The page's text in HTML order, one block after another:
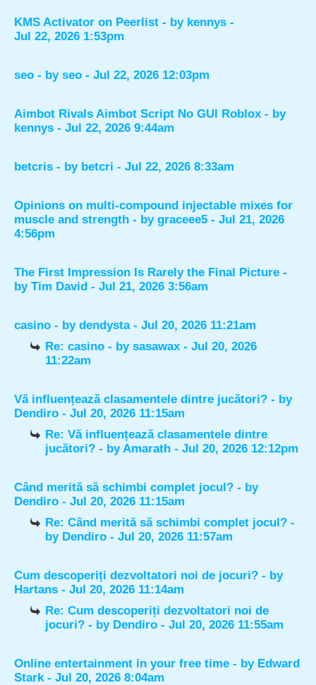
KMS Activator on Peerlist - by kennys -
Jul 22, 2026 1:53pm
seo - by seo - Jul 22, 2026 12:03pm
Aimbot Rivals Aimbot Script No GUI Roblox - by
kennys - Jul 22, 2026 9:44am
betcris - by betcri - Jul 22, 2026 8:33am
Opinions on multi-compound injectable mixes for
muscle and strength - by graceee5 - Jul 21, 2026
4:56pm
The First Impression Is Rarely the Final Picture -
by Tim David - Jul 21, 2026 3:56am
casino - by dendysta- Jul 20, 2026 11:21am
Re: casino - bysasawax - Jul 20, 2026
11:22am
Vă influențează clasamentele dintre jucători? - by
Dendiro - Jul 20, 2026 11:15am
Re: Vă influențează clasamentele dintre
jucători? - byAmarath - Jul 20, 2026 12:12pm
Când merită să schimbi complet jocul? - by
Dendiro - Jul 20, 2026 11:15am
Re: Când merită să schimbi complet jocul? -
by Dendiro - Jul 20, 2026 11:57am
Cum descoperiți dezvoltatori noi de jocuri? - by
Hartans - Jul 20, 2026 11:14am
Re: Cum descoperiți dezvoltatori noi de
jocuri? - by Dendiro - Jul 20, 2026 11:55am
Online entertainment in your free time - by Edward
Stark- Jul 20, 2026 8:04am